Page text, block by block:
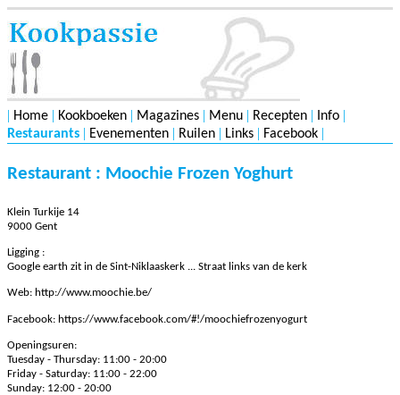
| Home | Kookboeken | Magazines | Menu | Recepten | Info |
Restaurants | Evenementen | Ruilen | Links | Facebook |
Restaurant : Moochie Frozen Yoghurt
Klein Turkije 14
9000 Gent
Ligging :
Google earth zit in de Sint-Niklaaskerk ... Straat links van de kerk
Web: http://www.moochie.be/
Facebook: https://www.facebook.com/#!/moochiefrozenyogurt
Openingsuren:
Tuesday - Thursday: 11:00 - 20:00
Friday - Saturday: 11:00 - 22:00
Sunday: 12:00 - 20:00